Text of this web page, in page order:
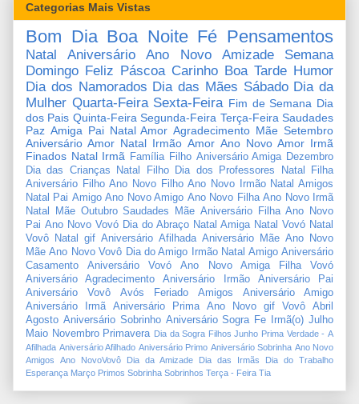
Categorias Mais Vistas
Bom Dia Boa Noite Fé Pensamentos
Natal Aniversário Ano Novo Amizade
Semana
Domingo Feliz Páscoa Carinho Boa Tarde Humor
Dia dos Namorados Dia das Mães Sábado Dia da
Mulher Quarta-Feira Sexta-Feira Fim de Semana Dia
dos Pais Quinta-Feira Segunda-Feira Terça-Feira Saudades
Paz Amiga Pai Natal Amor Agradecimento Mãe Setembro
Aniversário Amor Natal Irmão Amor Ano Novo Amor Irmã
Finados Natal Irmã Família Filho Aniversário Amiga Dezembro
Dia das Crianças
Natal Filho Dia dos Professores
Natal Filha
Aniversário Filho Ano Novo Filho Ano Novo Irmão Natal Amigos
Natal Pai Amigo Ano Novo Amigo Ano Novo Filha Ano Novo Irmã
Natal Mãe Outubro Saudades Mãe Aniversário Filha Ano Novo
Pai Ano Novo Vovó Dia do Abraço Natal Amiga Natal Vovó Natal
Vovô
Natal gif Aniversário Afilhada Aniversário Mãe Ano Novo
Mãe Ano Novo Vovô Dia do Amigo Irmão Natal Amigo Aniversário
Casamento
Aniversário Vovó Ano Novo Amiga Filha
Vovó
Aniversário Agradecimento
Aniversário Irmão
Aniversário Pai
Aniversário Vovô
Avós Feriado Amigos
Aniversário Amigo
Aniversário Irmã
Aniversário Prima Ano Novo gif Vovô
Abril
Agosto Aniversário Sobrinho Aniversário Sogra Fe Irmã(o) Julho
Maio Novembro Primavera Dia da Sogra Filhos Junho Prima Verdade - A
Afilhada Aniversário Afilhado Aniversário Primo Aniversário Sobrinha Ano Novo
Amigos
Ano NovoVovô Dia da Amizade Dia das Irmãs
Dia do Trabalho
Esperança Março Primos Sobrinha Sobrinhos Terça - Feira Tia